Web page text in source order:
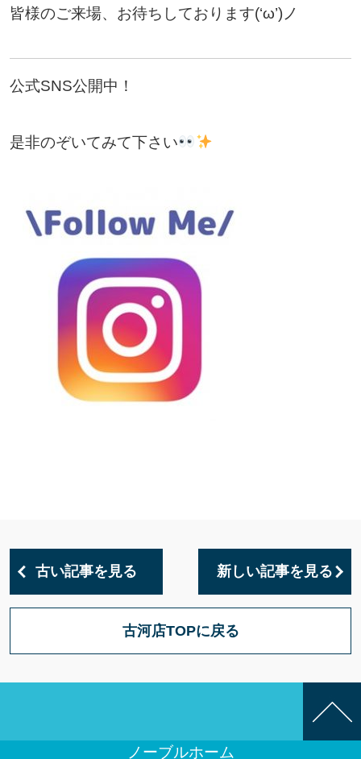
皆様のご来場、お待ちしております(‘ω’)ノ
公式SNS公開中！
是非のぞいてみて下さい
古い記事を見る 新しい記事を見る
古河店TOPに戻る
ノーブルホーム